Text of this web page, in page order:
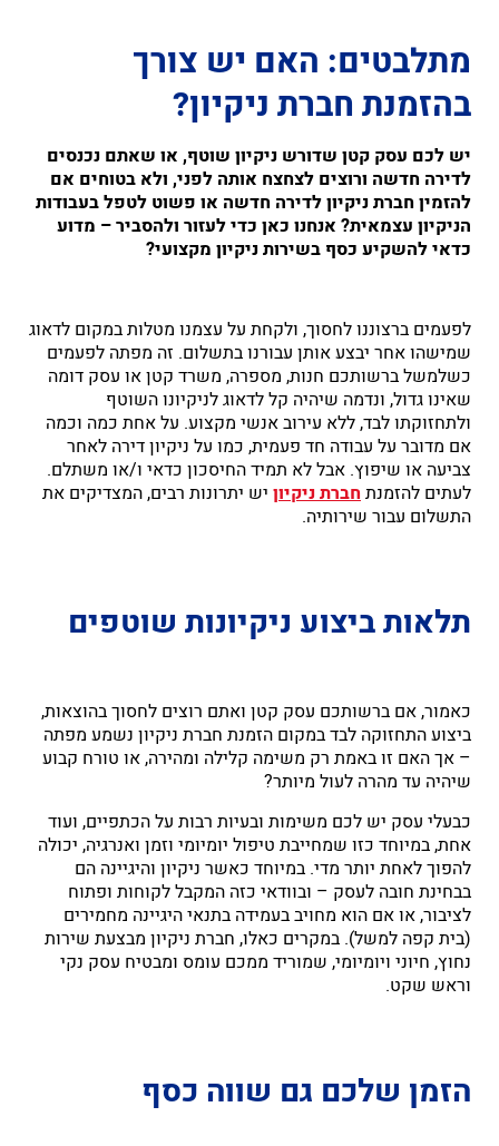
מתלבטים: האם יש צורך
בהזמנת חברת ניקיון?
יש לכם עסק קטן שדורש ניקיון שוטף, או שאתם נכנסים
לדירה חדשה ורוצים לצחצח אותה לפני, ולא בטוחים אם
להזמין חברת ניקיון לדירה חדשה או פשוט לטפל בעבודות
הניקיון עצמאית? אנחנו כאן כדי לעזור ולהסביר – מדוע
כדאי להשקיע כסף בשירות ניקיון מקצועי?
לפעמים ברצוננו לחסוך, ולקחת על עצמנו מטלות במקום לדאוג
שמישהו אחר יבצע אותן עבורנו בתשלום. זה מפתה לפעמים
כשלמשל ברשותכם חנות, מספרה, משרד קטן או עסק דומה
שאינו גדול, ונדמה שיהיה קל לדאוג לניקיונו השוטף
ולתחזוקתו לבד, ללא עירוב אנשי מקצוע. על אחת כמה וכמה
אם מדובר על עבודה חד פעמית, כמו על ניקיון דירה לאחר
צביעה או שיפוץ. אבל לא תמיד החיסכון כדאי ו/או משתלם.
לעתים להזמנת חברת ניקיון יש יתרונות רבים, המצדיקים את
התשלום עבור שירותיה.
תלאות ביצוע ניקיונות שוטפים
כאמור, אם ברשותכם עסק קטן ואתם רוצים לחסוך בהוצאות,
ביצוע התחזוקה לבד במקום הזמנת חברת ניקיון נשמע מפתה
– אך האם זו באמת רק משימה קלילה ומהירה, או טורח קבוע
שיהיה עד מהרה לעול מיותר?
כבעלי עסק יש לכם משימות ובעיות רבות על הכתפיים, ועוד
אחת, במיוחד כזו שמחייבת טיפול יומיומי וזמן ואנרגיה, יכולה
להפוך לאחת יותר מדי. במיוחד כאשר ניקיון והיגיינה הם
בבחינת חובה לעסק – ובוודאי כזה המקבל לקוחות ופתוח
לציבור, או אם הוא מחויב בעמידה בתנאי היגיינה מחמירים
(בית קפה למשל). במקרים כאלו, חברת ניקיון מבצעת שירות
נחוץ, חיוני ויומיומי, שמוריד ממכם עומס ומבטיח עסק נקי
וראש שקט.
הזמן שלכם גם שווה כסף